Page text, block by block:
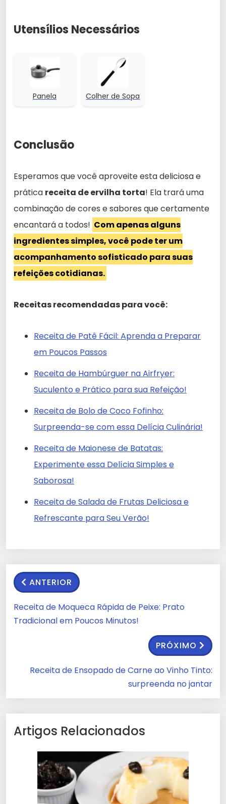
Utensílios Necessários
Panela Colher de Sopa
Conclusão
Esperamos que você aproveite esta deliciosa e
prática receita de ervilha torta! Ela trará uma
combinação de cores e sabores que certamente
encantará a todos! Com apenas alguns
ingredientes simples, você pode ter um
acompanhamento sofisticado para suas
refeições cotidianas.
Receitas recomendadas para você:
Receita de Patê Fácil: Aprenda a Preparar
em Poucos Passos
Receita de Hambúrguer na Airfryer:
Suculento e Prático para sua Refeição!
Receita de Bolo de Coco Fofinho:
Surpreenda-se com essa Delícia Culinária!
Receita de Maionese de Batatas:
Experimente essa Delícia Simples e
Saborosa!
Receita de Salada de Frutas Deliciosa e
Refrescante para Seu Verão!
ANTERIOR
Receita de Moqueca Rápida de Peixe: Prato
Tradicional em Poucos Minutos!
PRÓXIMO
Receita de Ensopado de Carne ao Vinho Tinto:
surpreenda no jantar
Artigos Relacionados